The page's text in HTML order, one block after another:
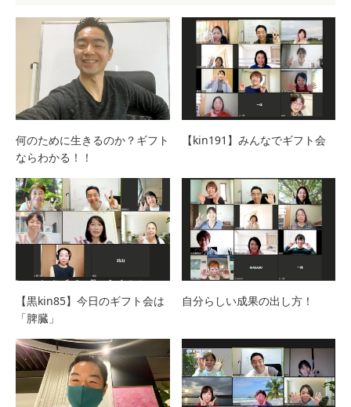
何のために生きるのか？ギフト
ならわかる！！
【kin191】みんなでギフト会
【黒kin85】今日のギフト会は
「脾臓」
自分らしい成果の出し方！